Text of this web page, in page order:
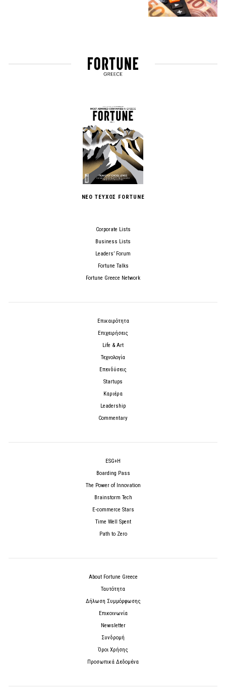
ΝΕΟ ΤΕΥΧΟΣ FORTUNE
Corporate Lists
Business Lists
Leaders’ Forum
Fortune Talks
Fortune Greece Network
Επικαιρότητα
Επιχειρήσεις
Life & Art
Τεχνολογία
Επενδύσεις
Startups
Καριέρα
Leadership
Commentary
ESG+H
Boarding Pass
The Power of Innovation
Brainstorm Tech
E-commerce Stars
Time Well Spent
Path to Zero
About Fortune Greece
Ταυτότητα
Δήλωση Συμμόρφωσης
Επικοινωνία
Newsletter
Συνδρομή
Όροι Χρήσης
Προσωπικά Δεδομένα